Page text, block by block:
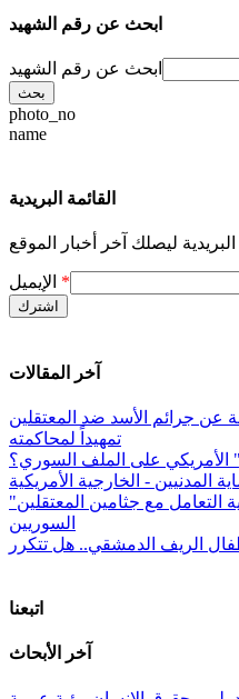
ابحث عن رقم الشهيد
ابحث عن رقم الشهيد
photo_no
name
القائمة البريدية
ليصلك آخر أخبار الموقع
*
آخر المقالات
أكثر ٧٠٠ ألف وثيقة عن جرائم الأسد ضد المعتقلين
تمهيداً لمحاكمته
الأمريكي على الملف السوري؟
المدنيين - الخارجية الأمريكية
"مأساة القرن" .. شهادات عن آلية التعامل مع جثامين المعتقلين
السوريين
الريف الدمشقي.. هل تتكرر
اتبعنا
آخر الأبحاث